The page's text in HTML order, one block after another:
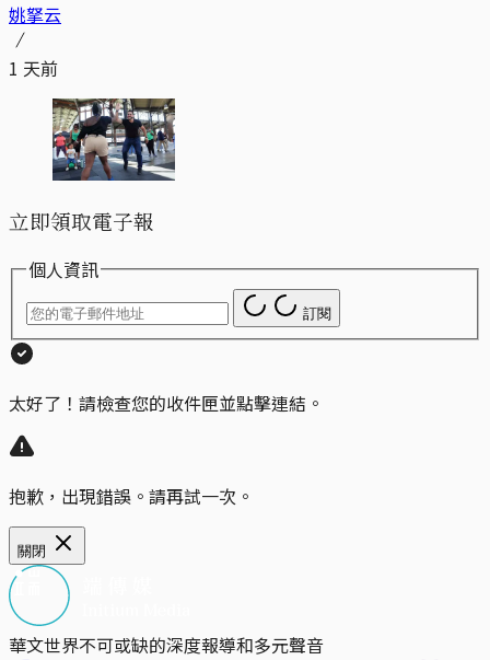
姚拏云
1 天前
立即領取電子報
個人資訊
訂閱
太好了！請檢查您的收件匣並點擊連結。
抱歉，出現錯誤。請再試一次。
關閉
華文世界不可或缺的深度報導和多元聲音